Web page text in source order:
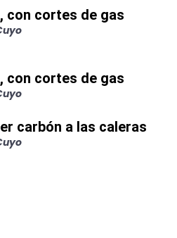
con cortes de gas
con cortes de gas
carbón a las caleras